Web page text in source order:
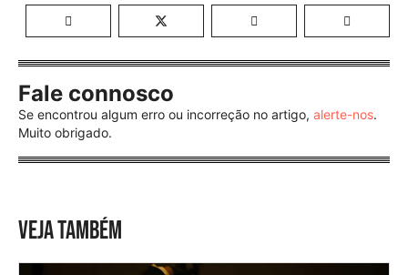
Fale connosco
Se encontrou algum erro ou incorreção no artigo, alerte-nos.
Muito obrigado.
VEJA TAMBÉM